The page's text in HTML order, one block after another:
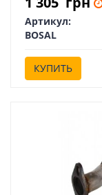
Артикул:
BOSAL
КУПИТЬ